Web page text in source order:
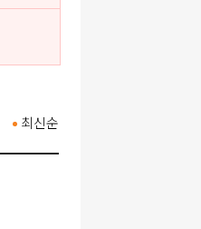
최신순